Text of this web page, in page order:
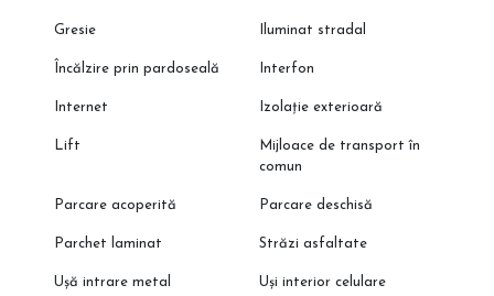
Gresie Iluminat stradal
Încălzire prin pardoseală Interfon
Internet Izolație exterioară
Lift
Mijloace de transport în
comun
Parcare acoperită Parcare deschisă
Parchet laminat Străzi asfaltate
Ușă intrare metal Uși interior celulare